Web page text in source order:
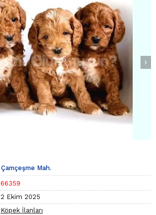
Çamçeşme Mah.
66359
2 Ekim 2025
Köpek İlanları